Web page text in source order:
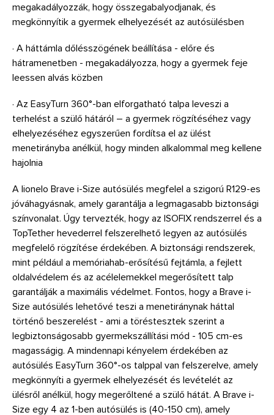
megakadályozzák, hogy összegabalyodjanak, és
megkönnyítik a gyermek elhelyezését az autósülésben
· A háttámla dőlésszögének beállítása - előre és
hátramenetben - megakadályozza, hogy a gyermek feje
leessen alvás közben
· Az EasyTurn 360°-ban elforgatható talpa leveszi a
terhelést a szülő hátáról – a gyermek rögzítéséhez vagy
elhelyezéséhez egyszerűen fordítsa el az ülést
menetirányba anélkül, hogy minden alkalommal meg kellene
hajolnia
A lionelo Brave i-Size autósülés megfelel a szigorú R129-es
jóváhagyásnak, amely garantálja a legmagasabb biztonsági
színvonalat. Úgy tervezték, hogy az ISOFIX rendszerrel és a
TopTether hevederrel felszerelhető legyen az autósülés
megfelelő rögzítése érdekében. A biztonsági rendszerek,
mint például a memóriahab-erősítésű fejtámla, a fejlett
oldalvédelem és az acélelemekkel megerősített talp
garantálják a maximális védelmet. Fontos, hogy a Brave i-
Size autósülés lehetővé teszi a menetiránynak háttal
történő beszerelést - ami a töréstesztek szerint a
legbiztonságosabb gyermekszállítási mód - 105 cm-es
magasságig. A mindennapi kényelem érdekében az
autósülés EasyTurn 360°-os talppal van felszerelve, amely
megkönnyíti a gyermek elhelyezését és levételét az
ülésről anélkül, hogy megerőltené a szülő hátát. A Brave i-
Size egy 4 az 1-ben autósülés is (40-150 cm), amely